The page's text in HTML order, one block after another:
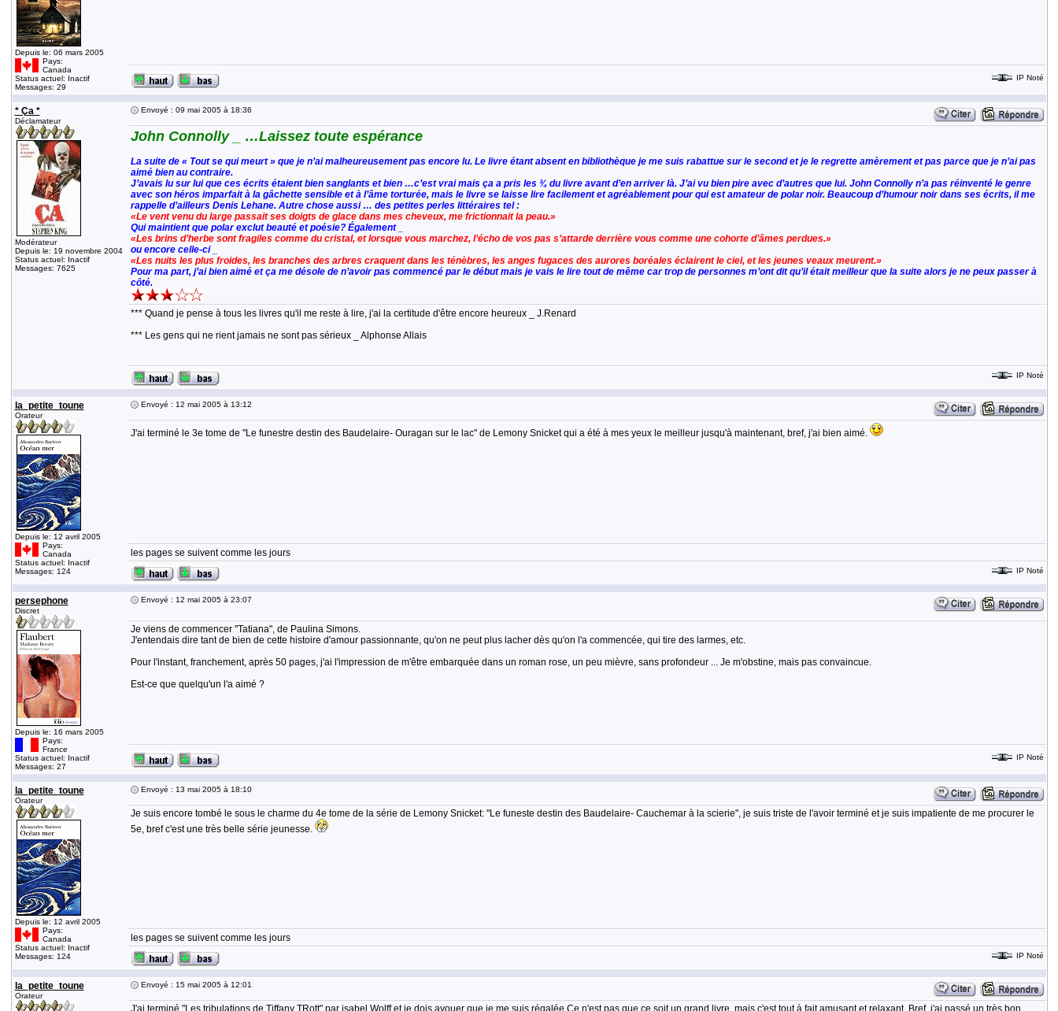
Depuis le: 06 mars 2005
Pays:
Canada
Status actuel: Inactif
Messages: 29
IP Noté
* Ça *
Déclamateur
Modérateur
Depuis le: 19 novembre 2004
Status actuel: Inactif
Messages: 7625
Envoyé : 09 mai 2005 à 18:36
John Connolly _ …Laissez toute espérance
La suite de « Tout se qui meurt » que je n’ai malheureusement pas encore lu. Le livre étant absent en bibliothèque je me suis rabattue sur le second et je le regrette amèrement et pas parce que je n’ai pas
aimé bien au contraire.
J’avais lu sur lui que ces écrits étaient bien sanglants et bien …c’est vrai mais ça a pris les ¾ du livre avant d’en arriver là. J’ai vu bien pire avec d’autres que lui. John Connolly n’a pas réinventé le genre
avec son héros imparfait à la gâchette sensible et à l’âme torturée, mais le livre se laisse lire facilement et agréablement pour qui est amateur de polar noir. Beaucoup d’humour noir dans ses écrits, il me
rappelle d’ailleurs Denis Lehane. Autre chose aussi … des petites perles littéraires tel :
«Le vent venu du large passait ses doigts de glace dans mes cheveux, me frictionnait la peau.»
Qui maintient que polar exclut beauté et poésie? Également _
«Les brins d’herbe sont fragiles comme du cristal, et lorsque vous marchez, l’écho de vos pas s’attarde derrière vous comme une cohorte d’âmes perdues.»
ou encore celle-ci _
«Les nuits les plus froides, les branches des arbres craquent dans les ténèbres, les anges fugaces des aurores boréales éclairent le ciel, et les jeunes veaux meurent.»
Pour ma part, j’ai bien aimé et ça me désole de n’avoir pas commencé par le début mais je vais le lire tout de même car trop de personnes m’ont dit qu’il était meilleur que la suite alors je ne peux passer à
côté.
*** Quand je pense à tous les livres qu'il me reste à lire, j'ai la certitude d'être encore heureux _ J.Renard
*** Les gens qui ne rient jamais ne sont pas sérieux _ Alphonse Allais
IP Noté
la_petite_toune
Orateur
Depuis le: 12 avril 2005
Pays:
Canada
Status actuel: Inactif
Messages: 124
Envoyé : 12 mai 2005 à 13:12
J'ai terminé le 3e tome de "Le funestre destin des Baudelaire- Ouragan sur le lac" de Lemony Snicket qui a été à mes yeux le meilleur jusqu'à maintenant, bref, j'ai bien aimé.
les pages se suivent comme les jours
IP Noté
persephone
Discret
Depuis le: 16 mars 2005
Pays:
France
Status actuel: Inactif
Messages: 27
Envoyé : 12 mai 2005 à 23:07
Je viens de commencer "Tatiana", de Paulina Simons.
J'entendais dire tant de bien de cette histoire d'amour passionnante, qu'on ne peut plus lacher dès qu'on l'a commencée, qui tire des larmes, etc.
Pour l'instant, franchement, après 50 pages, j'ai l'impression de m'être embarquée dans un roman rose, un peu mièvre, sans profondeur ... Je m'obstine, mais pas convaincue.
Est-ce que quelqu'un l'a aimé ?
IP Noté
la_petite_toune
Orateur
Depuis le: 12 avril 2005
Pays:
Canada
Status actuel: Inactif
Messages: 124
Envoyé : 13 mai 2005 à 18:10
Je suis encore tombé le sous le charme du 4e tome de la série de Lemony Snicket: "Le funeste destin des Baudelaire- Cauchemar à la scierie", je suis triste de l'avoir terminé et je suis impatiente de me procurer le
5e, bref c'est une très belle série jeunesse.
les pages se suivent comme les jours
IP Noté
la_petite_toune
Orateur
Envoyé : 15 mai 2005 à 12:01
J'ai terminé "Les tribulations de Tiffany TRott" par isabel Wolff et je dois avouer que je me suis régalée.Ce n'est pas que ce soit un grand livre, mais c'est tout à fait amusant et relaxant. Bref, j'ai passé un très bon